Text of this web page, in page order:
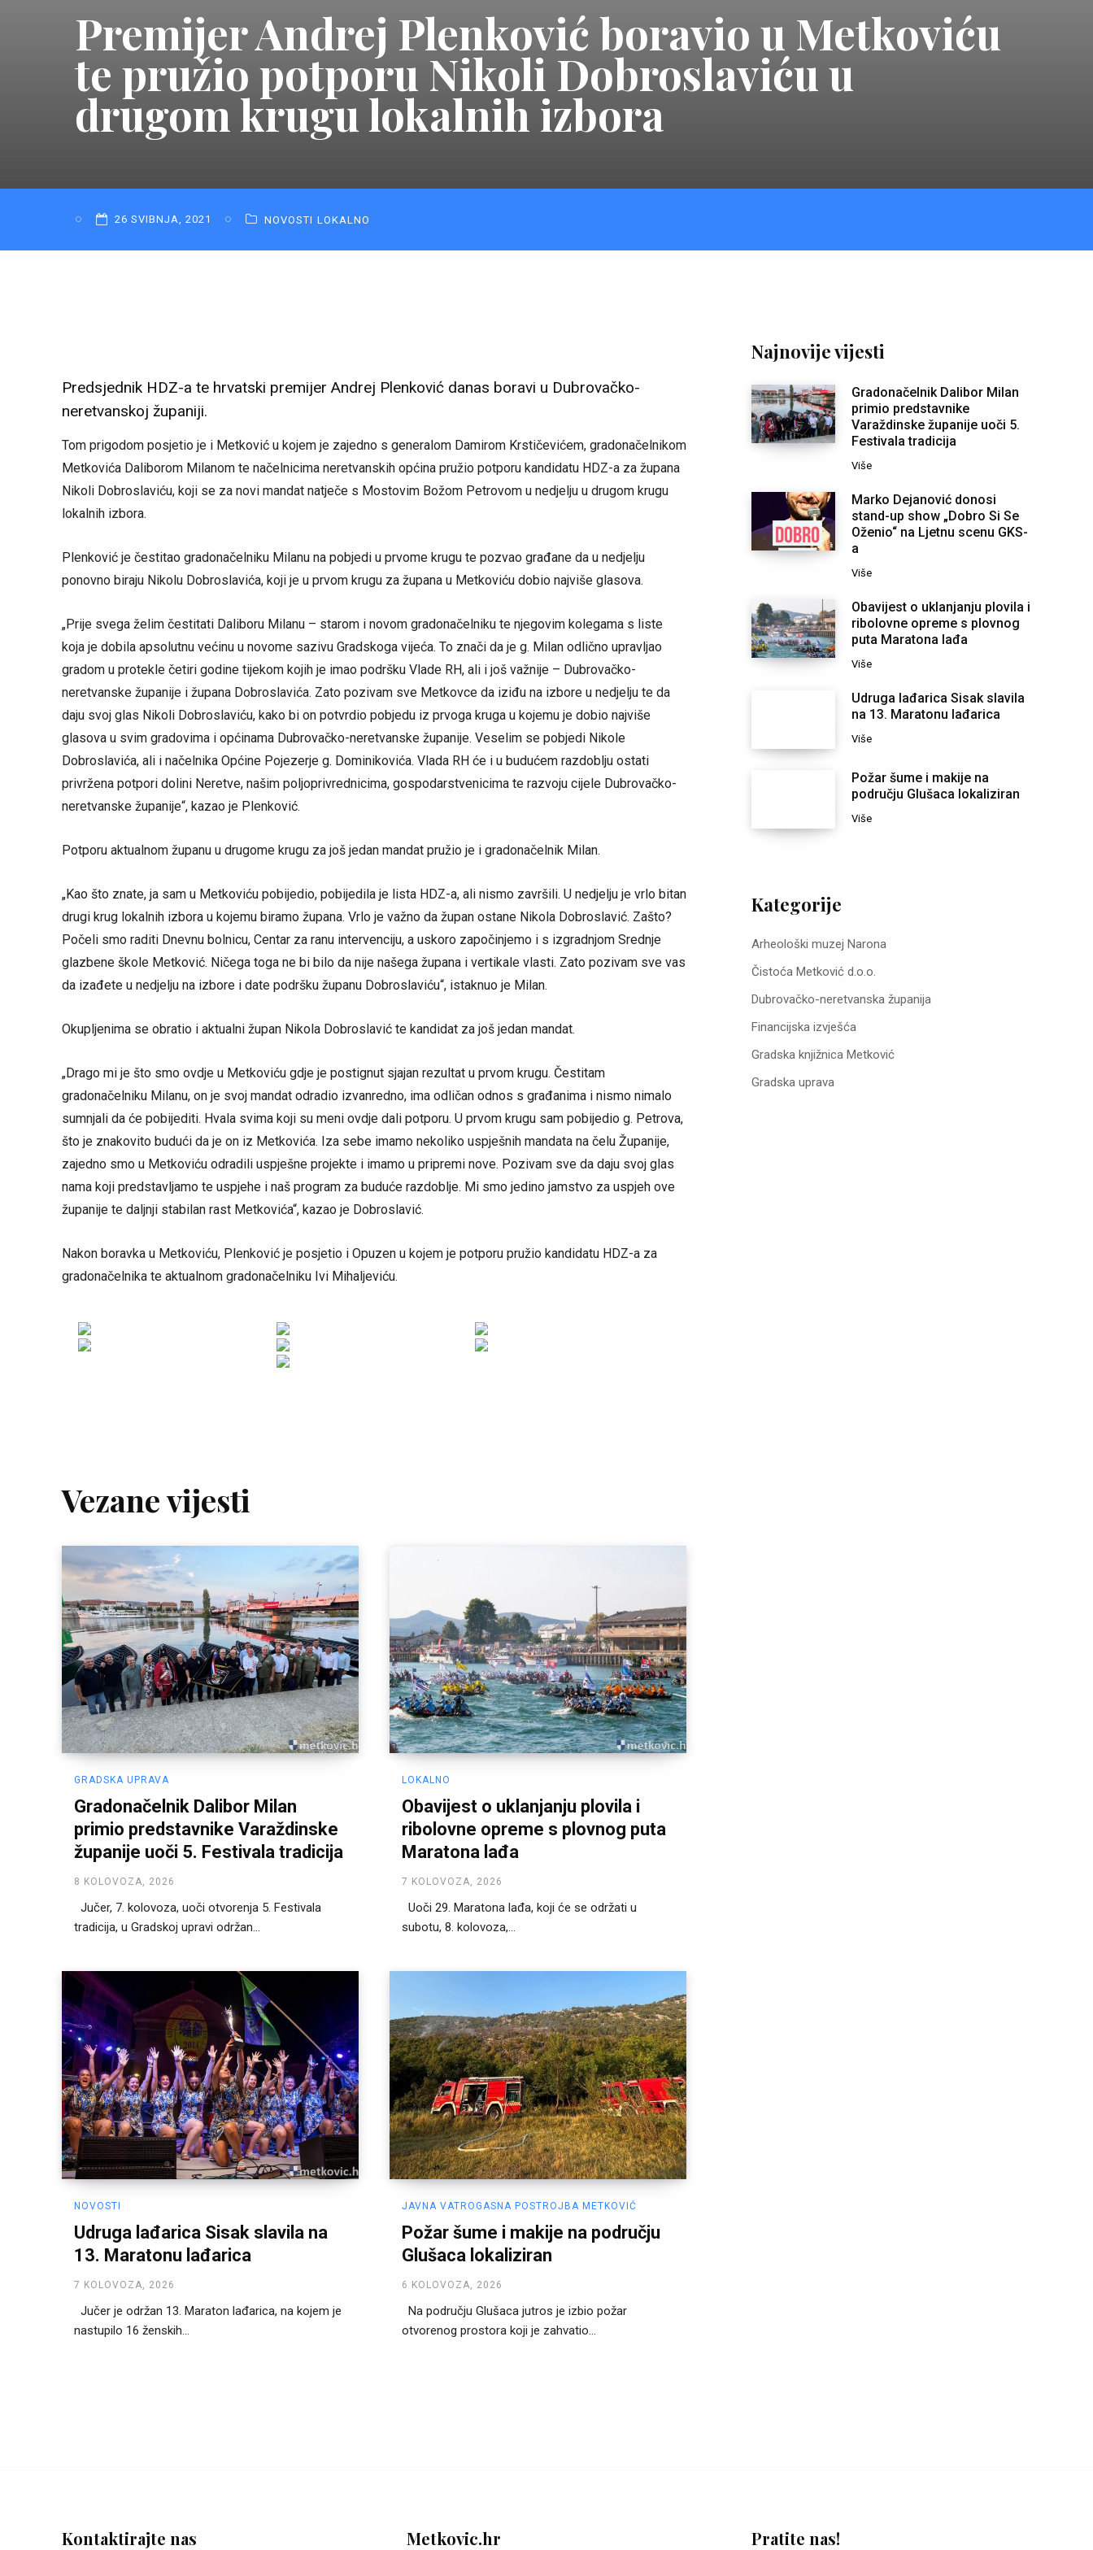
Premijer Andrej Plenković boravio u Metkoviću
te pružio potporu Nikoli Dobroslaviću u
drugom krugu lokalnih izbora
26 SVIBNJA, 2021 NOVOSTI LOKALNO
Predsjednik HDZ-a te hrvatski premijer Andrej Plenković danas boravi u Dubrovačko-
neretvanskoj županiji.
Tom prigodom posjetio je i Metković u kojem je zajedno s generalom Damirom Krstičevićem, gradonačelnikom
Metkovića Daliborom Milanom te načelnicima neretvanskih općina pružio potporu kandidatu HDZ-a za župana
Nikoli Dobroslaviću, koji se za novi mandat natječe s Mostovim Božom Petrovom u nedjelju u drugom krugu
lokalnih izbora.
Plenković je čestitao gradonačelniku Milanu na pobjedi u prvome krugu te pozvao građane da u nedjelju
ponovno biraju Nikolu Dobroslavića, koji je u prvom krugu za župana u Metkoviću dobio najviše glasova.
„Prije svega želim čestitati Daliboru Milanu – starom i novom gradonačelniku te njegovim kolegama s liste
koja je dobila apsolutnu većinu u novome sazivu Gradskoga vijeća. To znači da je g. Milan odlično upravljao
gradom u protekle četiri godine tijekom kojih je imao podršku Vlade RH, ali i još važnije – Dubrovačko-
neretvanske županije i župana Dobroslavića. Zato pozivam sve Metkovce da iziđu na izbore u nedjelju te da
daju svoj glas Nikoli Dobroslaviću, kako bi on potvrdio pobjedu iz prvoga kruga u kojemu je dobio najviše
glasova u svim gradovima i općinama Dubrovačko-neretvanske županije. Veselim se pobjedi Nikole
Dobroslavića, ali i načelnika Općine Pojezerje g. Dominikovića. Vlada RH će i u budućem razdoblju ostati
privržena potpori dolini Neretve, našim poljoprivrednicima, gospodarstvenicima te razvoju cijele Dubrovačko-
neretvanske županije“, kazao je Plenković.
Potporu aktualnom županu u drugome krugu za još jedan mandat pružio je i gradonačelnik Milan.
„Kao što znate, ja sam u Metkoviću pobijedio, pobijedila je lista HDZ-a, ali nismo završili. U nedjelju je vrlo bitan
drugi krug lokalnih izbora u kojemu biramo župana. Vrlo je važno da župan ostane Nikola Dobroslavić. Zašto?
Počeli smo raditi Dnevnu bolnicu, Centar za ranu intervenciju, a uskoro započinjemo i s izgradnjom Srednje
glazbene škole Metković. Ničega toga ne bi bilo da nije našega župana i vertikale vlasti. Zato pozivam sve vas
da izađete u nedjelju na izbore i date podršku županu Dobroslaviću“, istaknuo je Milan.
Okupljenima se obratio i aktualni župan Nikola Dobroslavić te kandidat za još jedan mandat.
„Drago mi je što smo ovdje u Metkoviću gdje je postignut sjajan rezultat u prvom krugu. Čestitam
gradonačelniku Milanu, on je svoj mandat odradio izvanredno, ima odličan odnos s građanima i nismo nimalo
sumnjali da će pobijediti. Hvala svima koji su meni ovdje dali potporu. U prvom krugu sam pobijedio g. Petrova,
što je znakovito budući da je on iz Metkovića. Iza sebe imamo nekoliko uspješnih mandata na čelu Županije,
zajedno smo u Metkoviću odradili uspješne projekte i imamo u pripremi nove. Pozivam sve da daju svoj glas
nama koji predstavljamo te uspjehe i naš program za buduće razdoblje. Mi smo jedino jamstvo za uspjeh ove
županije te daljnji stabilan rast Metkovića“, kazao je Dobroslavić.
Nakon boravka u Metkoviću, Plenković je posjetio i Opuzen u kojem je potporu pružio kandidatu HDZ-a za
gradonačelnika te aktualnom gradonačelniku Ivi Mihaljeviću.
Vezane vijesti
GRADSKA UPRAVA
Gradonačelnik Dalibor Milan
primio predstavnike Varaždinske
županije uoči 5. Festivala tradicija
8 KOLOVOZA, 2026
Jučer, 7. kolovoza, uoči otvorenja 5. Festivala
tradicija, u Gradskoj upravi održan...
LOKALNO
Obavijest o uklanjanju plovila i
ribolovne opreme s plovnog puta
Maratona lađa
7 KOLOVOZA, 2026
Uoči 29. Maratona lađa, koji će se održati u
subotu, 8. kolovoza,...
NOVOSTI
Udruga lađarica Sisak slavila na
13. Maratonu lađarica
7 KOLOVOZA, 2026
Jučer je održan 13. Maraton lađarica, na kojem je
nastupilo 16 ženskih...
JAVNA VATROGASNA POSTROJBA METKOVIĆ
Požar šume i makije na području
Glušaca lokaliziran
6 KOLOVOZA, 2026
Na području Glušaca jutros je izbio požar
otvorenog prostora koji je zahvatio...
Najnovije vijesti
Gradonačelnik Dalibor Milan
primio predstavnike
Varaždinske županije uoči 5.
Festivala tradicija
Više
Marko Dejanović donosi
stand-up show „Dobro Si Se
Oženio“ na Ljetnu scenu GKS-
a
Više
Obavijest o uklanjanju plovila i
ribolovne opreme s plovnog
puta Maratona lađa
Više
Udruga lađarica Sisak slavila
na 13. Maratonu lađarica
Više
Požar šume i makije na
području Glušaca lokaliziran
Više
Kategorije
Arheološki muzej Narona
Čistoća Metković d.o.o.
Dubrovačko-neretvanska županija
Financijska izvješća
Gradska knjižnica Metković
Gradska uprava
Kontaktirajte nas Metkovic.hr Pratite nas!